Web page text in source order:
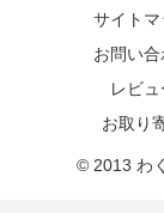
サイトマ
お問い
レビュ
お取り
© 2013 わ